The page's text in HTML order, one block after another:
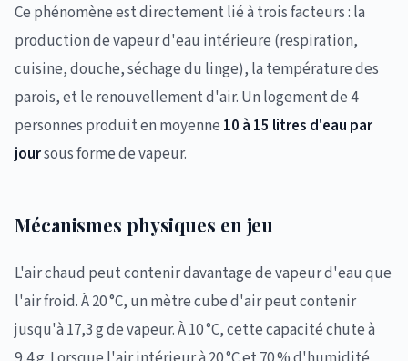
Ce phénomène est directement lié à trois facteurs : la
production de vapeur d'eau intérieure (respiration,
cuisine, douche, séchage du linge), la température des
parois, et le renouvellement d'air. Un logement de 4
personnes produit en moyenne 10 à 15 litres d'eau par
joursous forme de vapeur.
Mécanismes physiques en jeu
L'air chaud peut contenir davantage de vapeur d'eau que
l'air froid. À 20 °C, un mètre cube d'air peut contenir
jusqu'à 17,3 g de vapeur. À 10 °C, cette capacité chute à